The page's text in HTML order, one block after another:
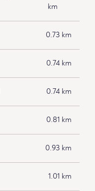
km
0.73 km
0.74 km
0.74 km
0.81 km
0.93 km
1.01 km